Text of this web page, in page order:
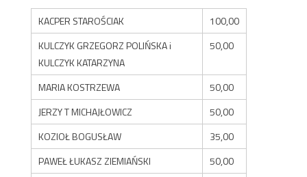
KACPER STAROŚCIAK
100,00
KULCZYK GRZEGORZ POLIŃSKA i
KULCZYK KATARZYNA
50,00
MARIA KOSTRZEWA
50,00
JERZY T MICHAJŁOWICZ
50,00
KOZIOŁ BOGUSŁAW
35,00
PAWEŁ ŁUKASZ ZIEMIAŃSKI
50,00